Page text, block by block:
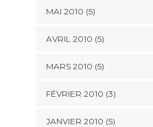
MAI 2010 (5)
AVRIL 2010 (5)
MARS 2010 (5)
FÉVRIER 2010 (3)
JANVIER 2010 (5)